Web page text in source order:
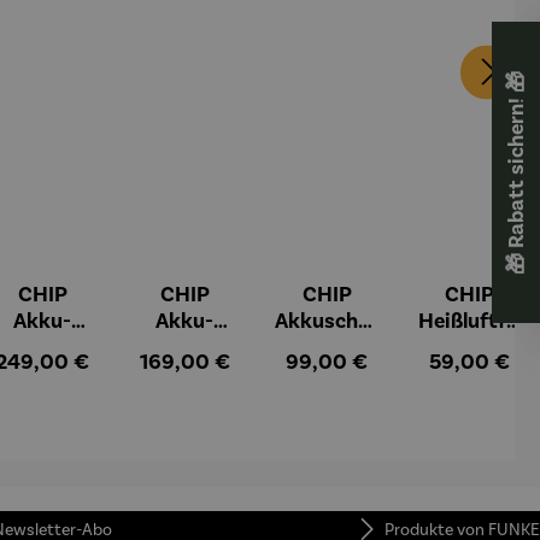
CHIP
Akku-
ger
Preis:
€
CHIP
Akku-
ger DS02
Regulärer Preis:
169,00 €
CHIP
Akkuschra
Regulärer Preis:
99,00 €
CHIP
Heißluftfri
Regulärer
59,00 €
Abo Produkte von FUNKE
🎁 Rabatt sichern! 🎁